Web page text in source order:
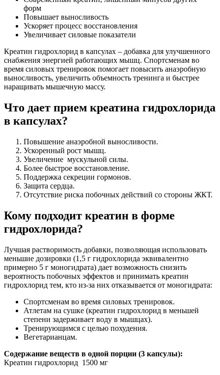
форм
Повышает выносливость
Ускоряет процесс восстановления
Увеличивает силовые показатели
Креатин гидрохлорид в капсулах – добавка для улучшенного
снабжения энергией работающих мышц. Спортсменам во
время силовых тренировок помогает повысить анаэробную
выносливость, увеличить объемность тренинга и быстрее
наращивать мышечную массу.
Что дает прием креатина гидрохлорида
в капсулах?
Повышение анаэробной выносливости.
Ускоренный рост мышц.
Увеличение мускульной силы.
Более быстрое восстановление.
Поддержка секреции гормонов.
Защита сердца.
Отсутствие риска побочных действий со стороны ЖКТ.
Кому подходит креатин в форме
гидрохлорида?
Лучшая растворимость добавки, позволяющая использовать
меньшие дозировки (1,5 г гидрохлорида эквивалентно
примерно 5 г моногидрата) дает возможность снизить
вероятность побочных эффектов и принимать креатин
гидрохлорид тем, кто из-за них отказывается от моногидрата:
Спортсменам во время силовых тренировок.
Атлетам на сушке (креатин гидрохлорид в меньшей
степени задерживает воду в мышцах).
Тренирующимся с целью похудения.
Вегетарианцам.
Содержание веществ в одной порции (3 капсулы):
Креатин гидрохлорид 1500 мг